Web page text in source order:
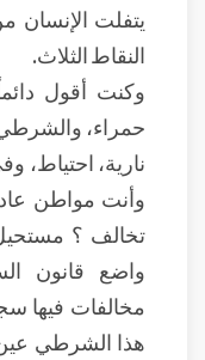
يتفلت الإنسان
النقاط الثلاث.
وكنت أقول
حمراء،
نارية،
وأنت مواطن
تخالف ؟
واضع قانون
مخالفات فيها
هذا الشرطي